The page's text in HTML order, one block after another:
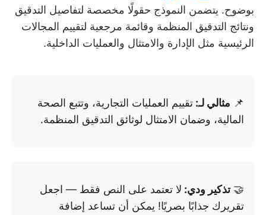
بوضوح. يتضمن النموذج حقولًا مخصصة لتفاصيل التدقيق
ونتائج التدقيق المنظمة وقائمة مرجعية لتقييم المجالات
الرئيسية مثل الإدارة والامتثال والعمليات الداخلية.
📌 مثالي لـ: تقييم العمليات التجارية، وتتبع الصحة
المالية، وضمان الامتثال لوثائق التدقيق المنظمة.
🤝تذكير ودي: لا تعتمد على النص فقط — اجعل
تقريرك جذابًا بصريًا! يمكن أن تساعد إضافة